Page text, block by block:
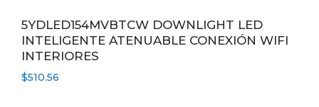
5YDLED154MVBTCW DOWNLIGHT LED
INTELIGENTE ATENUABLE CONEXIÓN WIFI
INTERIORES
$510.56